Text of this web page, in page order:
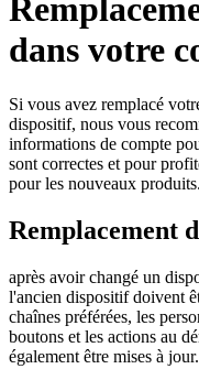
dans votre
Si vous avez remplacé
dispositif, nous vous
informations de compte
sont correctes et pour
pour les nouveaux produits.
Remplacement
après avoir changé un
l'ancien dispositif doivent
chaînes préférées, les
boutons et les actions au
également être mises à jour.